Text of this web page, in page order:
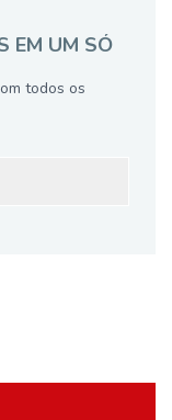
EM UM SÓ
todos os